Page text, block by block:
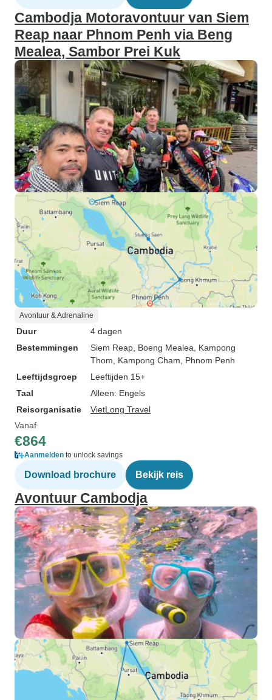
Cambodja Motoravontuur van Siem
Reap naar Phnom Penh via Beng
Mealea, Sambor Prei Kuk
Avontuur & Adrenaline
Duur
4 dagen
Bestemmingen
Siem Reap , Boeng Mealea , Kampong
Thom , Kampong Cham , Phnom Penh
Leeftijdsgroep
Leeftijden 15+
Taal
Alleen: Engels
Reisorganisatie
VietLong Travel
Vanaf
€864
Aanmelden to unlock savings
Download brochure Bekijk reis
Avontuur Cambodja